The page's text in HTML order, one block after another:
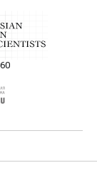
—
в
статей в